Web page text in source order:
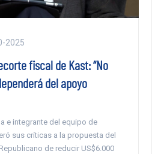
2025
fiscal de Kast: “No
del apoyo
e integrante del equipo de
sus críticas a la propuesta del
de reducir US$6.000